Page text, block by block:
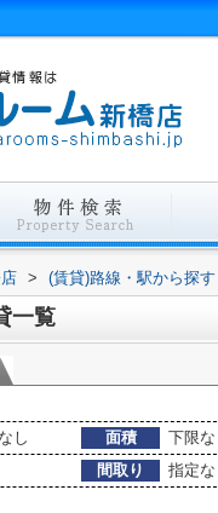
> (賃貸)路線・駅から探す
一覧
し 面積 下限
間取り
指定な